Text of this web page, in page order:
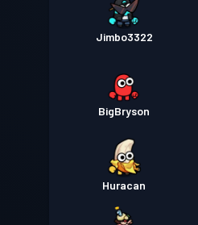
Jimbo3322
BigBryson
Huracan